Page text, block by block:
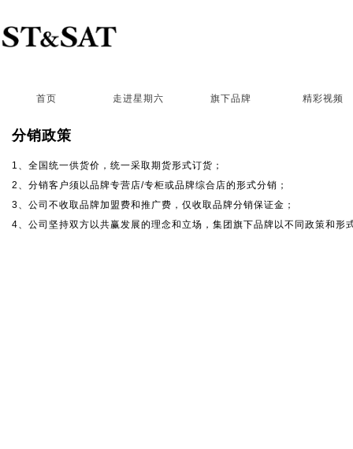
首页 走进星期六 旗下品牌 精彩视频
分销政策
1、全国统一供货价，统一采取期货形式订货；
2、分销客户须以品牌专营店/专柜或品牌综合店的形式分销；
3、公司不收取品牌加盟费和推广费，仅收取品牌分销保证金；
4、公司坚持双方以共赢发展的理念和立场，集团旗下品牌以不同政策和